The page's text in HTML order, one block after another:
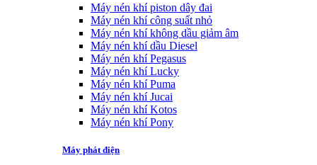
Máy nén khí piston dây đai
Máy nén khí công suất nhỏ
Máy nén khí không dầu giảm âm
Máy nén khí dầu Diesel
Máy nén khí Pegasus
Máy nén khí Lucky
Máy nén khí Puma
Máy nén khí Jucai
Máy nén khí Kotos
Máy nén khí Pony
Máy phát điện